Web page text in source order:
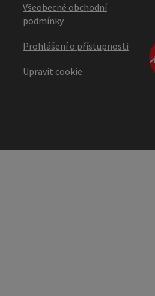
Všeobecné obchodní
podmínky
Prohlášení o přístupnosti
Upravit cookie